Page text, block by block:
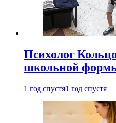
Психолог
школьной
1 год спустя1 год спустя